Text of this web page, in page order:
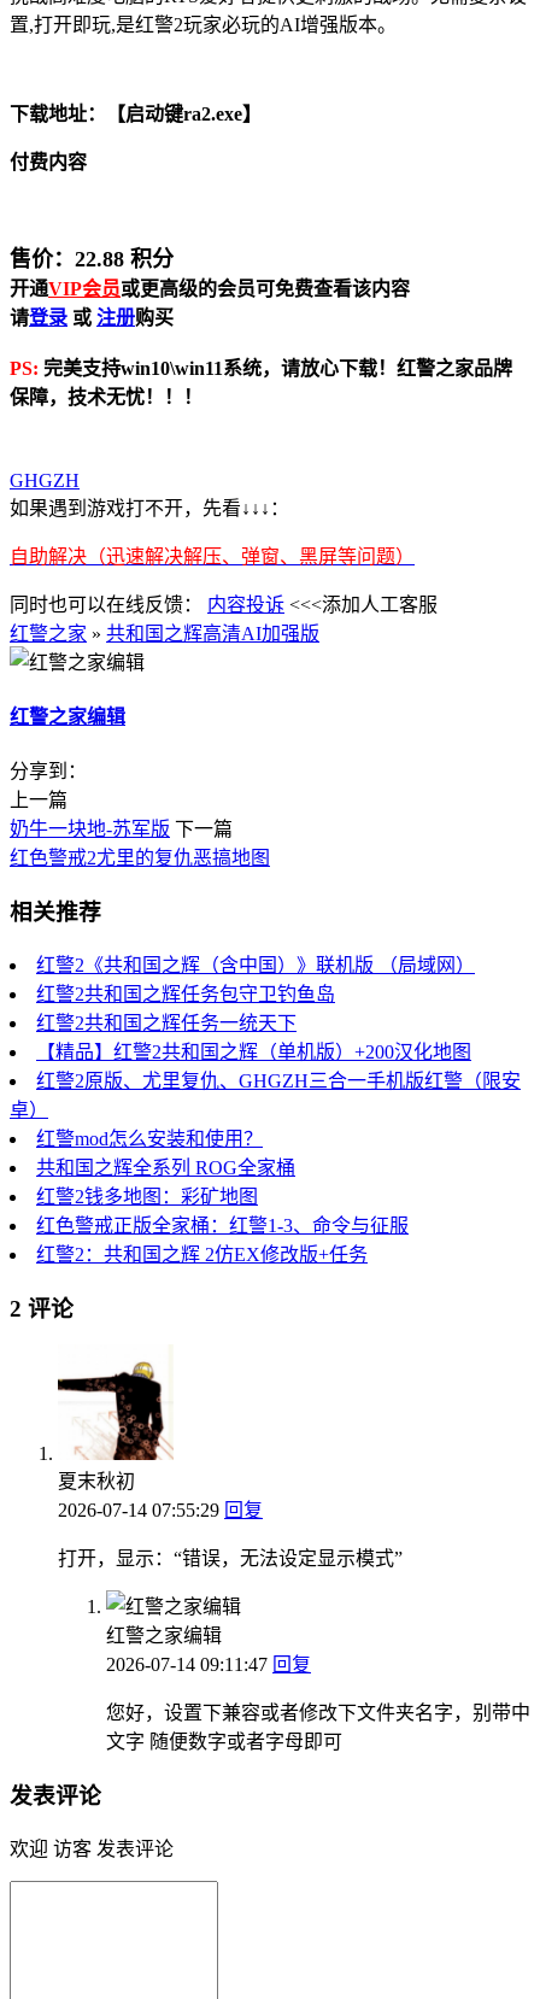
置,打开即玩,是红警2玩家必玩的AI增强版本。
下载地址：【启动键ra2.exe】
付费内容
售价： 22.88 积分
开通VIP会员或更高级的会员可免费查看该内容
请登录 或 注册购买
PS: 完美支持win10\win11系统，请放心下载！红警之家品牌
保障，技术无忧！！！
GHGZH
如果遇到游戏打不开，先看↓↓↓：
自助解决（迅速解决解压、弹窗、黑屏等问题）
同时也可以在线反馈： 内容投诉 <<<添加人工客服
红警之家 » 共和国之辉高清AI加强版
红警之家编辑
分享到：
上一篇
奶牛一块地-苏军版 下一篇
红色警戒2尤里的复仇恶搞地图
相关推荐
红警2《共和国之辉（含中国）》联机版 （局域网）
红警2共和国之辉任务包守卫钓鱼岛
红警2共和国之辉任务一统天下
【精品】红警2共和国之辉（单机版）+200汉化地图
红警2原版、尤里复仇、GHGZH三合一手机版红警（限安
卓）
红警mod怎么安装和使用？
共和国之辉全系列 ROG全家桶
红警2钱多地图：彩矿地图
红色警戒正版全家桶：红警1-3、命令与征服
红警2：共和国之辉 2仿EX修改版+任务
2 评论
夏末秋初
2026-07-14 07:55:29 回复
打开，显示：“错误，无法设定显示模式”
红警之家编辑
2026-07-14 09:11:47 回复
您好，设置下兼容或者修改下文件夹名字，别带中
文字 随便数字或者字母即可
发表评论
欢迎 访客 发表评论